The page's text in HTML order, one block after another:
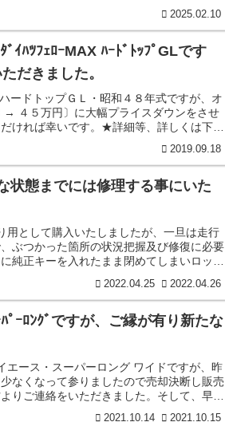
ンパー／社外フロントグリル／リアハッチ
2025.02.10
ﾊﾂﾌｪﾛｰMAX ﾊｰﾄﾞﾄｯﾌﾟGLです
だきました。
ードトップＧＬ・昭和４８年式ですが、オ
→ ４５万円〕に大幅プライスダウンをさせ
ければ幸いです。★詳細等、詳しくは下記
2019.09.18
態までには修理する事にいた
用として購入いたしましたが、一旦は走行
ぶつかった箇所の状況把握及び修復に必要
純正キーを入れたまま閉めてしまいロック
思い切ってリアガラスを割ろうかとも考え
古...
2022.04.25 2022.04.26
ｰﾛﾝｸﾞですが、ご縁が有り新たな
エース・スーパーロング ワイドですが、昨
なくなって参りましたので売却決断し販売
りご連絡をいただきました。そして、早々
2021.10.14 2021.10.15